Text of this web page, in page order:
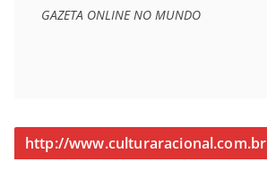
GAZETA ONLINE NO MUNDO
http://www.culturaracional.com.br